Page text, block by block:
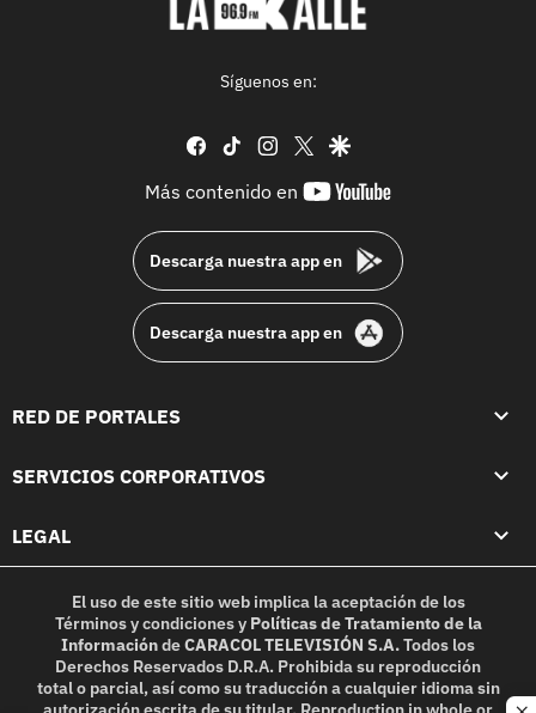
Síguenos en:
facebook
tiktok instagram
twittergoogle
Más contenido en
youtube-
Descarga nuestra app en
Descarga nuestra app en
RED DE PORTALES
SERVICIOS CORPORATIVOS
LEGAL
El uso de este sitio web implica la aceptación de los
Términos y condicionesy Políticas de Tratamiento de la
InformacióndeCARACOL TELEVISIÓN S.A.Todos los
Derechos Reservados D.R.A. Prohibida su reproducción
total o parcial, así como su traducción a cualquier idioma sin